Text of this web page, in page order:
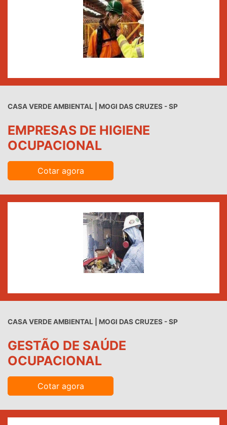
CASA VERDE AMBIENTAL | MOGI DAS CRUZES - SP
EMPRESAS DE HIGIENE
OCUPACIONAL
Cotar agora
CASA VERDE AMBIENTAL | MOGI DAS CRUZES - SP
GESTÃO DE SAÚDE
OCUPACIONAL
Cotar agora